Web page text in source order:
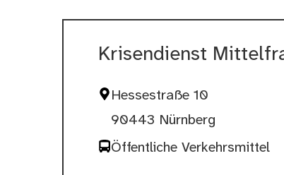
Krisendienst
Hessestraße 10
90443 Nürnberg
Öffentliche Verkehrsmittel